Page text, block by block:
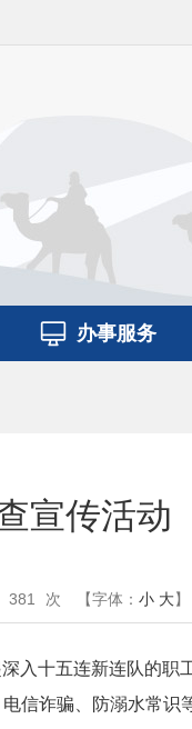
办事服务
宣传活动
381 次 【字体： 小 大】
入十五连新连队的职
信诈骗、防溺水常识